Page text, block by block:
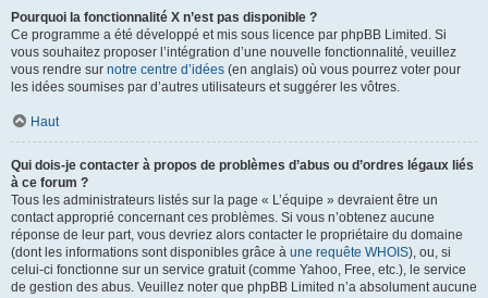
Pourquoi la fonctionnalité X n’est pas disponible ?
Ce programme a été développé et mis sous licence par phpBB Limited. Si
vous souhaitez proposer l’intégration d’une nouvelle fonctionnalité, veuillez
vous rendre sur notre centre d’idées (en anglais) où vous pourrez voter pour
les idées soumises par d’autres utilisateurs et suggérer les vôtres.
Haut
Qui dois-je contacter à propos de problèmes d’abus ou d’ordres légaux liés
à ce forum ?
Tous les administrateurs listés sur la page « L’équipe » devraient être un
contact approprié concernant ces problèmes. Si vous n’obtenez aucune
réponse de leur part, vous devriez alors contacter le propriétaire du domaine
(dont les informations sont disponibles grâce à une requête WHOIS), ou, si
celui-ci fonctionne sur un service gratuit (comme Yahoo, Free, etc.), le service
de gestion des abus. Veuillez noter que phpBB Limited n’a absolument aucune